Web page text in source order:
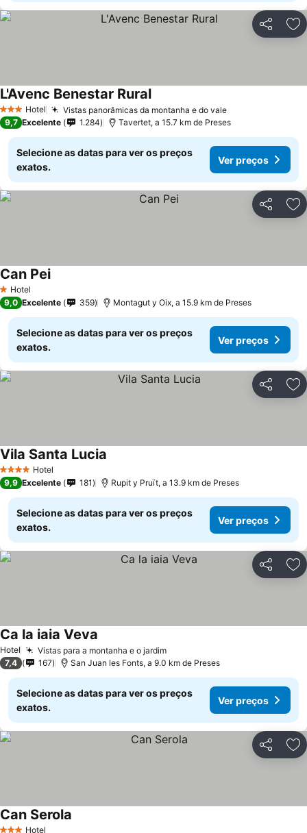
Partilhar
3 EstrelasHotel Vistas panorâmicas da montanha e do valeVer preços
L'Avenc Benestar RuralVer preços
9,7 Excelente 1.284 Tavertet, a 15.7 km de Preses
Selecione as datas para ver os preços
exatos.
Ver preços
Partilhar
1 Estrelas
Hotel
Can PeiVer preços
9,0 Excelente 359 Montagut y Oix, a 15.9 km de Preses
Selecione as datas para ver os preços
exatos.
Ver preços
Partilhar
4 EstrelasHotel
Vila Santa Lucia
9,9 Excelente 181 Rupit y Pruït, a 13.9 km de Preses
Selecione as datas para ver os preços
exatos.
Ver preços
Partilhar
Hotel Vistas para a montanha e o jardimVer preços
Ca la iaia Veva
7,4 167 San Juan les Fonts, a 9.0 km de Preses
Selecione as datas para ver os preços
exatos.
Ver preços
Partilhar
Hotel
Can Serola